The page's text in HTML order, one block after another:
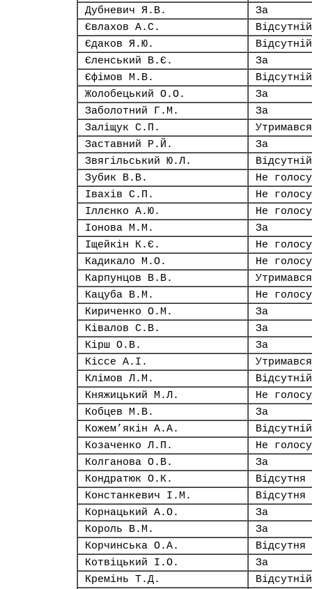
Дубневич Я.В.
За
Євлахов А.С.
Відсутній
Єдаков Я.Ю.
Відсутній
Єленський В.Є.
За
Єфімов М.В.
Відсутній
Жолобецький О.О.
За
Заболотний Г.М.
За
Заліщук С.П.
Утримався
Заставний Р.Й.
За
Звягільський Ю.Л.
Відсутній
Зубик В.В.
Не
Івахів С.П.
Не
Іллєнко А.Ю.
Не
Іонова М.М.
За
Іщейкін К.Є.
Не
Кадикало М.О.
Не
Карпунцов В.В.
Утримався
Кацуба В.М.
Не
Кириченко О.М.
За
Ківалов С.В.
За
Кірш О.В.
За
Кіссе А.І.
Утримався
Клімов Л.М.
Відсутній
Княжицький М.Л.
Не
Кобцев М.В.
За
Кожем’якін А.А.
Відсутній
Козаченко Л.П.
Не
Колганова О.В.
За
Кондратюк О.К.
Відсутня
Констанкевич І.М.
Відсутня
Корнацький А.О.
За
Король В.М.
За
Корчинська О.А.
Відсутня
Котвіцький І.О.
За
Кремінь Т.Д.
Відсутній